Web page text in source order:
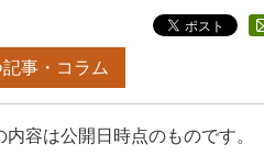
事・コラム
内容は公開日時点のものです。